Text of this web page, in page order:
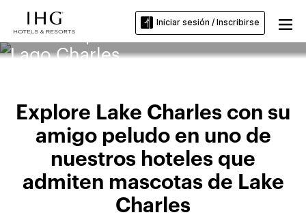
Iniciar sesión / Inscribirse
Hoteles que admiten mascotas en
Lago Charles
Explore Lake Charles con su
amigo peludo en uno de
nuestros hoteles que
admiten mascotas de Lake
Charles